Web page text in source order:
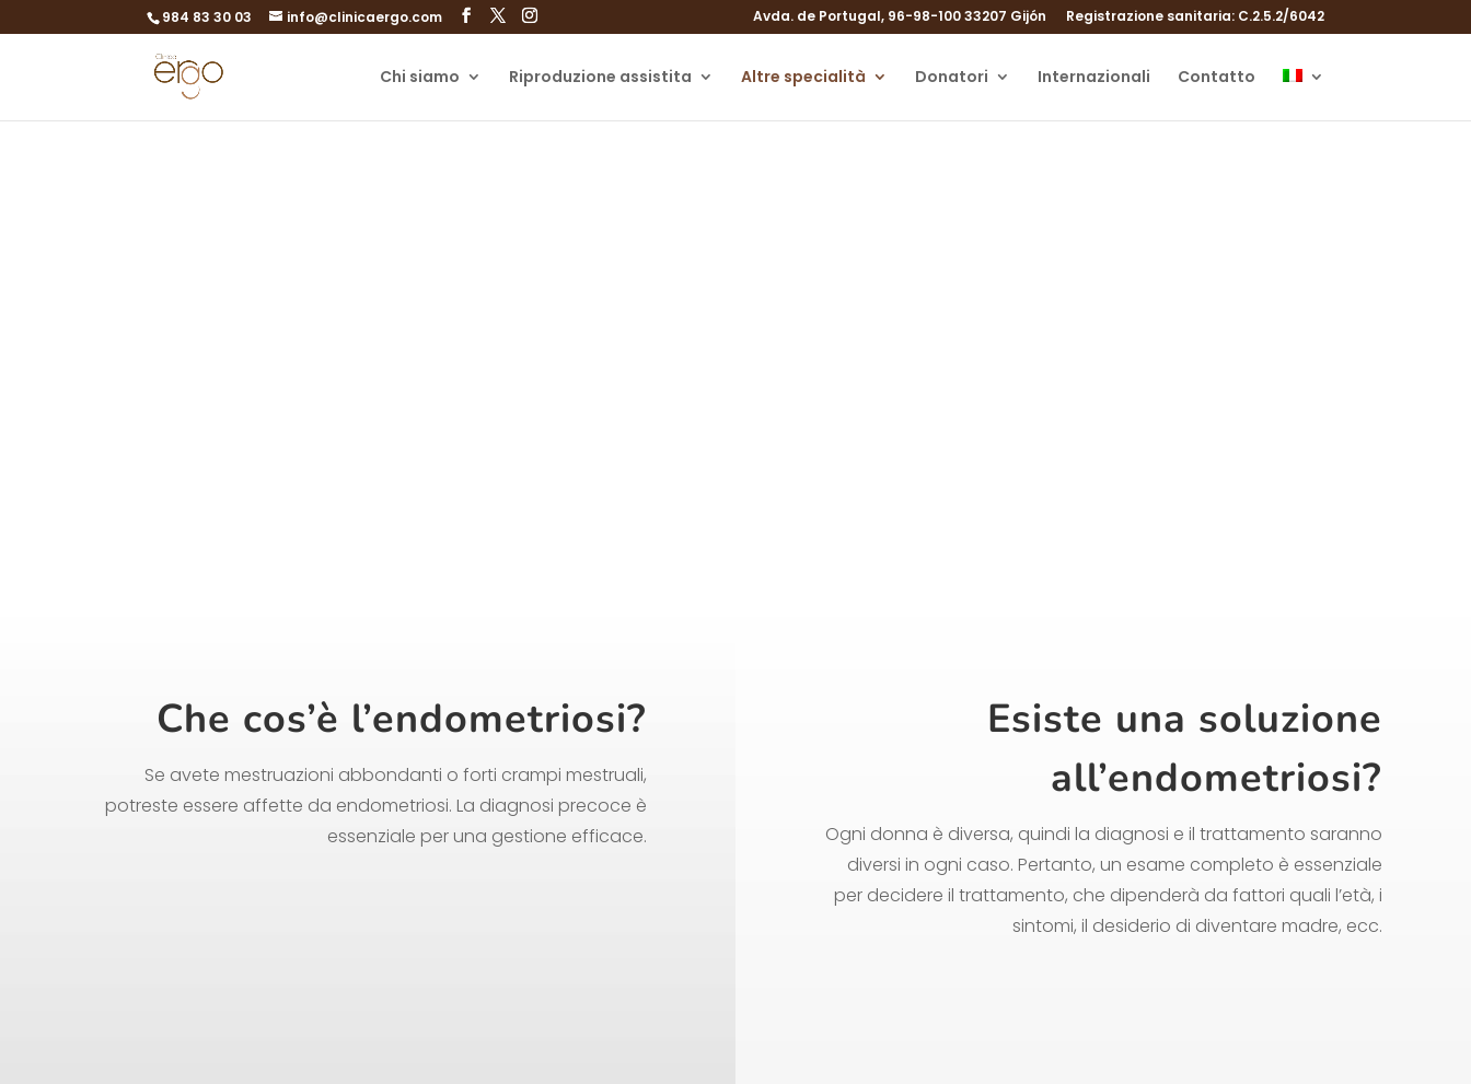
984 83 30 03 info@clinicaergo.com Avda. de Portugal, 96-98-100 33207 Gijón Registrazione sanitaria: C.2.5.2/6042
Chi siamo Riproduzione assistita Altre specialità Donatori Internazionali Contatto
Che cos’è l’endometriosi?
Se avete mestruazioni abbondanti o forti crampi mestruali,
potreste essere affette da endometriosi. La diagnosi precoce è
essenziale per una gestione efficace.
Esiste una soluzione
all’endometriosi?
Ogni donna è diversa, quindi la diagnosi e il trattamento saranno
diversi in ogni caso. Pertanto, un esame completo è essenziale
per decidere il trattamento, che dipenderà da fattori quali l’età, i
sintomi, il desiderio di diventare madre, ecc.